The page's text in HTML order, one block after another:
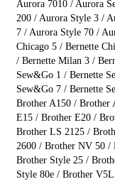
Aurora 7010 / Aurora
200 / Aurora Style 3 /
7 / Aurora Style 70 /
Chicago 5 / Bernette
/ Bernette Milan 3 /
Sew&Go 1 / Bernette
Sew&Go 7 / Bernette
Brother A150 / Brother
E15 / Brother E20 /
Brother LS 2125 /
2600 / Brother NV 50 /
Brother Style 25 /
Style 80e / Brother